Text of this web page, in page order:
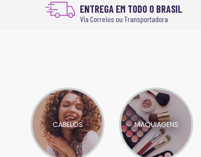
ENTREGA EM TODO O BRASIL
Via Correios ou Transportadora
CABELOS MAQUIAGENS